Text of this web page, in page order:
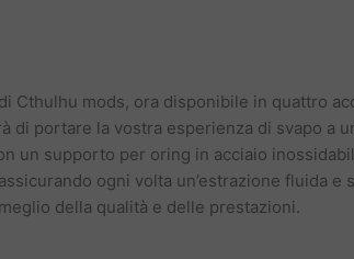
Cthulhu mods, ora disponibile in quattro
di portare la vostra esperienza di svapo
un supporto per oring in acciaio
ogni volta un’estrazione fluida
della qualità e delle prestazioni.